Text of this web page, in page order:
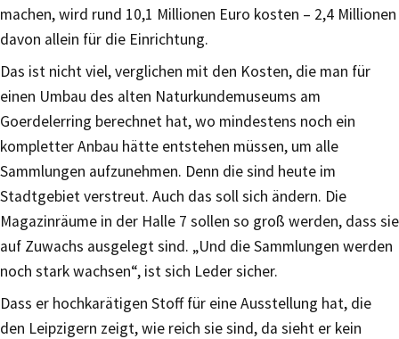
machen, wird rund 10,1 Millionen Euro kosten – 2,4 Millionen
davon allein für die Einrichtung.
Das ist nicht viel, verglichen mit den Kosten, die man für
einen Umbau des alten Naturkundemuseums am
Goerdelerring berechnet hat, wo mindestens noch ein
kompletter Anbau hätte entstehen müssen, um alle
Sammlungen aufzunehmen. Denn die sind heute im
Stadtgebiet verstreut. Auch das soll sich ändern. Die
Magazinräume in der Halle 7 sollen so groß werden, dass sie
auf Zuwachs ausgelegt sind. „Und die Sammlungen werden
noch stark wachsen“, ist sich Leder sicher.
Dass er hochkarätigen Stoff für eine Ausstellung hat, die
den Leipzigern zeigt, wie reich sie sind, da sieht er kein